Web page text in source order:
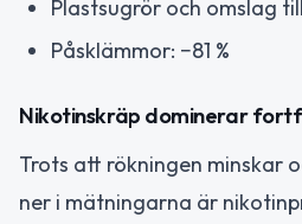
Plastsugrör och omslag
Påsklämmor: −81 %
Nikotinskräp dominerar
Trots att rökningen minskar
ner i mätningarna är